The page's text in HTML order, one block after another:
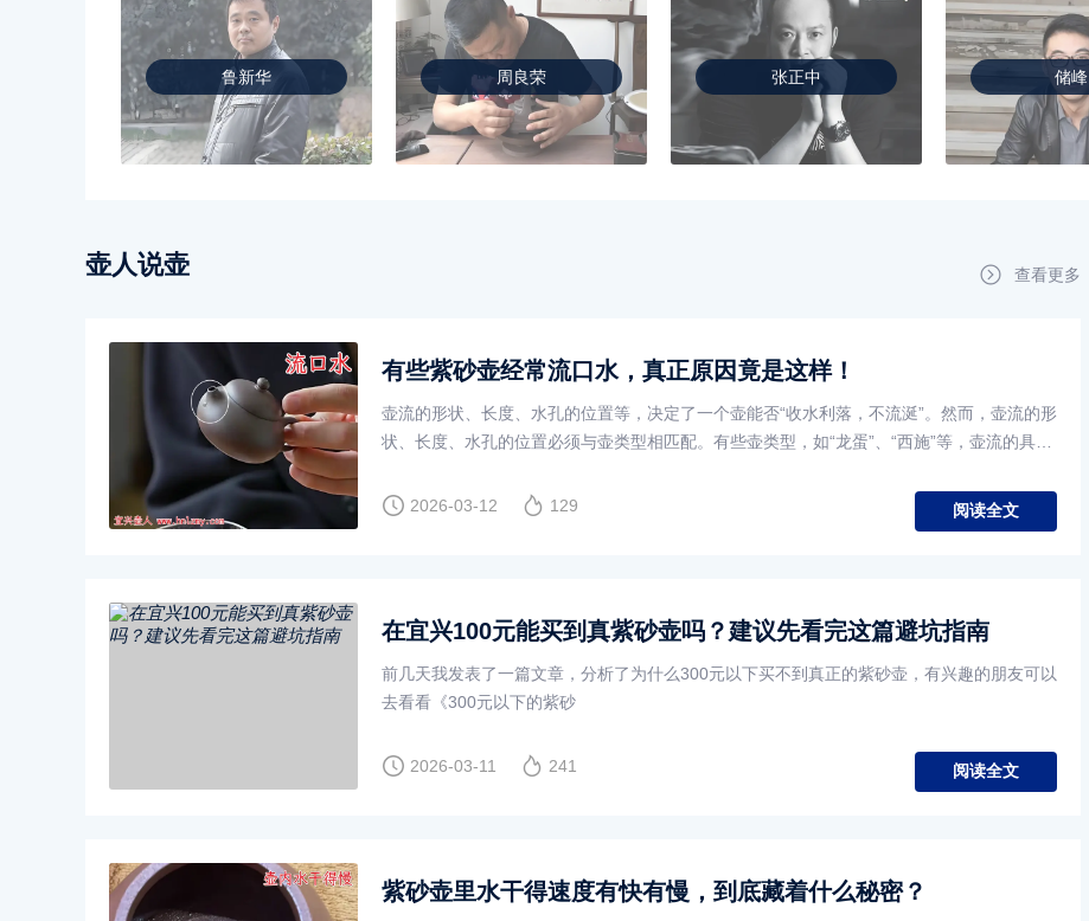
鲁新华 周良荣 张正中 储峰
查看更多
壶人说壶
有些紫砂壶经常流口水，真正原因竟是这样！
壶流的形状、长度、水孔的位置等，决定了一个壶能否“收水利落，不流涎”。然而，壶流的形
状、长度、水孔的位置必须与壶类型相匹配。有些壶类型，如“龙蛋”、“西施”等，壶流的具体
2026-03-12
129 阅读全文
在宜兴100元能买到真紫砂壶吗？建议先看完这篇避坑指南
前几天我发表了一篇文章，分析了为什么300元以下买不到真正的紫砂壶，有兴趣的朋友可以
去看看《300元以下的紫砂
2026-03-11 241 阅读全文
紫砂壶里水干得速度有快有慢，到底藏着什么秘密？